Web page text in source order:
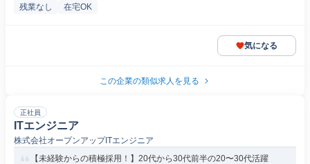
残業なし 在宅OK
気になる
この企業の類似求人を見る
正社員
ITエンジニア
株式会社オープンアップITエンジニア
【未経験からの積極採用！】20代から30代前半の20〜30代活躍